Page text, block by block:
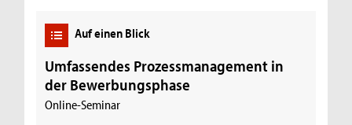
Auf einen Blick
Umfassendes Prozessmanagement in
der Bewerbungsphase
Online-Seminar